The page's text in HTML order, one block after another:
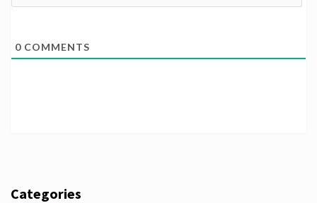
0 COMMENTS
Categories